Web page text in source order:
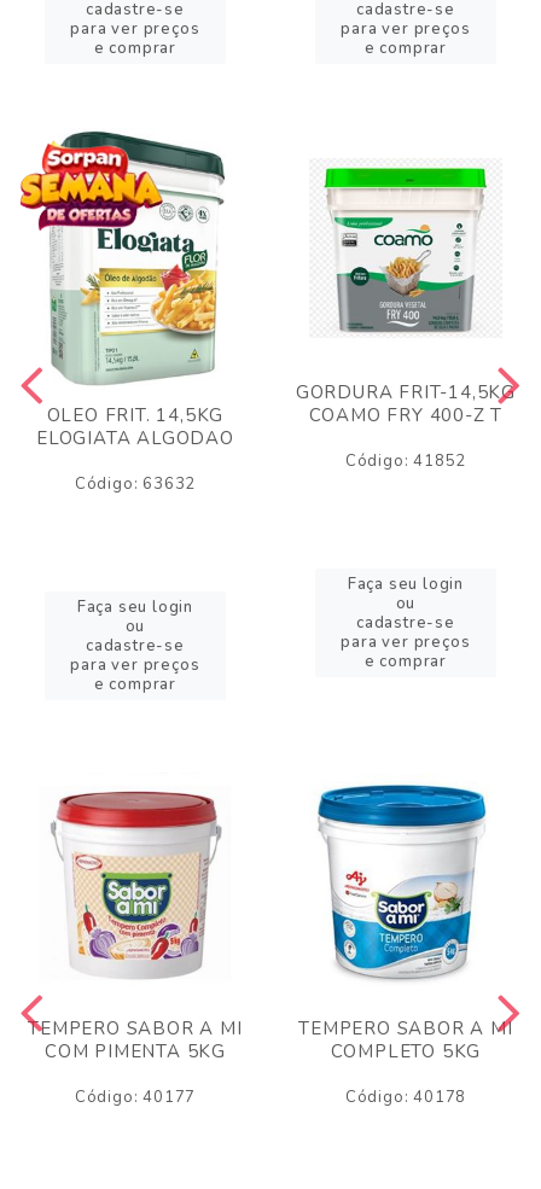
cadastre-se
para ver preços
e comprar
cadastre-se
para ver preços
e comprar
OLEO FRIT. 14,5KG
ELOGIATA ALGODAO
Código: 63632
Faça seu login
ou
cadastre-se
para ver preços
e comprar
GORDURA FRIT-14,5KG
COAMO FRY 400-Z T
Código: 41852
Faça seu login
ou
cadastre-se
para ver preços
e comprar
TEMPERO SABOR A MI
COM PIMENTA 5KG
Código: 40177
TEMPERO SABOR A MI
COMPLETO 5KG
Código: 40178